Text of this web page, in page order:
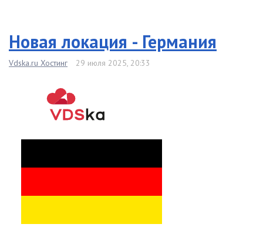
Новая локация - Германия
Vdska.ru Хостинг 29 июля 2025, 20:33